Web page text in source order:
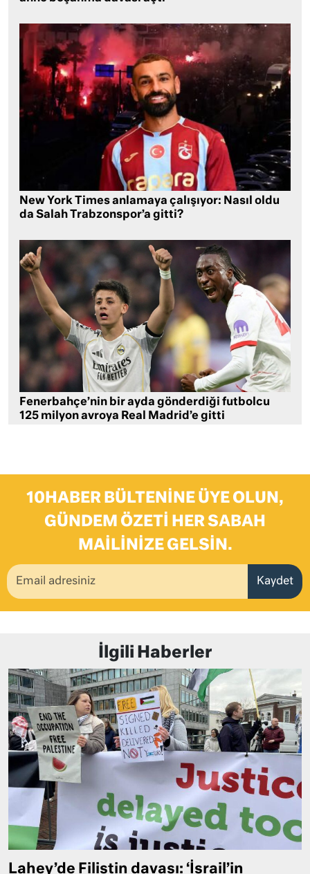
New York Times anlamaya çalışıyor: Nasıl oldu
da Salah Trabzonspor’a gitti?
Fenerbahçe’nin bir ayda gönderdiği futbolcu
125 milyon avroya Real Madrid’e gitti
10HABER BÜLTENINE ÜYE OLUN,
GÜNDEM ÖZETI HER SABAH
MAILINIZE GELSIN.
Kaydet
İlgili Haberler
Lahey’de Filistin davası: ‘İsrail’in